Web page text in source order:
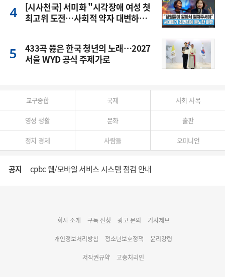
[시사천국] 서미화 "시각장애 여성 첫
최고위 도전…사회적 약자 대변하겠
433곡 뚫은 한국 청년의 노래…2027
서울 WYD 공식 주제가로
교구종합 국제 사회 사목
영성 생활 문화 출판
정치 경제 사람들 오피니언
공지 cpbc 웹/모바일 서비스 시스템 점검 안내
명동 미디어큐브 & 1898 미디어월 공모전 수상작 발표
회사 소개 구독 신청 광고 문의 기사제보
개인정보처리방침 청소년보호정책 윤리강령
저작권규약 고충처리인